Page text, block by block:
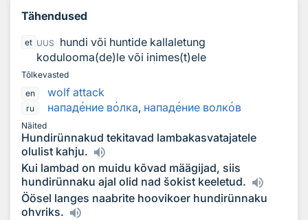
Tähendused
et UUS
hundi või huntide kallaletung
kodulooma(de)le või inimes(t)ele
Tõlkevasted
en
wolf attack
ru нападение волка, нападение волков
Näited
Hundirünnakud tekitavad lambakasvatajatele
olulist kahju.
Kui lambad on muidu kõvad määgijad, siis
hundirünnaku ajal olid nad šokist keeletud.
Öösel langes naabrite hoovikoer hundirünnaku
ohvriks.